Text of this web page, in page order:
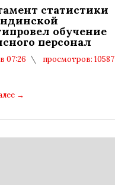
статистики
обучение
персонал
07:26
просмотров: 10587
→